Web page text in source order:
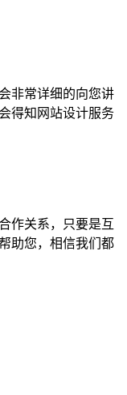
非常详细的向您讲
得知网站设计服务
作关系，只要是互
助您，相信我们都